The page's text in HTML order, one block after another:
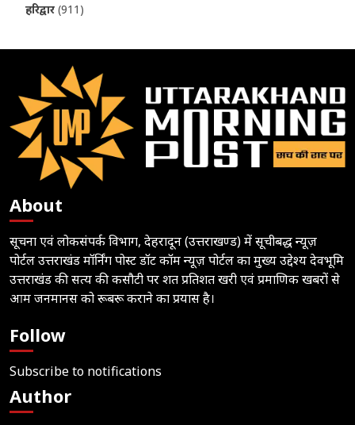
हरिद्वार (911)
About
सूचना एवं लोकसंपर्क विभाग, देहरादून (उत्तराखण्ड) में सूचीबद्ध न्यूज़
पोर्टल उत्तराखंड मॉर्निंग पोस्ट डॉट कॉम न्यूज़ पोर्टल का मुख्य उद्देश्य देवभूमि
उत्तराखंड की सत्य की कसौटी पर शत प्रतिशत खरी एवं प्रमाणिक खबरों से
आम जनमानस को रूबरू कराने का प्रयास है।
Follow
Subscribe to notifications
Author